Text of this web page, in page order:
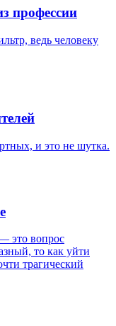
профессии
ведь человеку
и это не шутка.
это вопрос
то как уйти
трагический